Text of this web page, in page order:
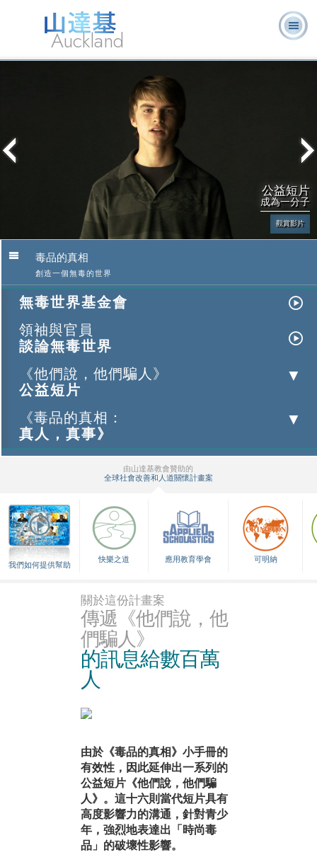
Auckland
基？
公益短片
成為一分子
觀賞影片
毒品的真相
創造一個無毒的世界
無毒世界基金會
領袖與官員
談論無毒世界
《他們說，他們騙人》
公益短片
《毒品的真相：
真人，真事》
由山達基教會贊助的
全球社會改善和人道關懷計畫案
我們如何提供幫助
快樂之道 應用教育學會 可明納
關於這份計畫案
傳遞《他們說，他
們騙人》
的訊息給數百萬
人
由於《毒品的真相》小手冊的
有效性，因此延伸出一系列的
公益短片《他們說，他們騙
人》。這十六則當代短片具有
高度影響力的溝通，針對青少
年，強烈地表達出「時尚毒
品」的破壞性影響。